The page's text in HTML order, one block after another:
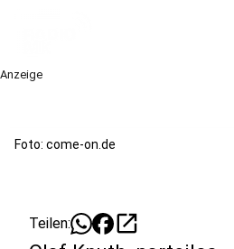
Anzeige
Foto: come-on.de
Teilen: open_in_new